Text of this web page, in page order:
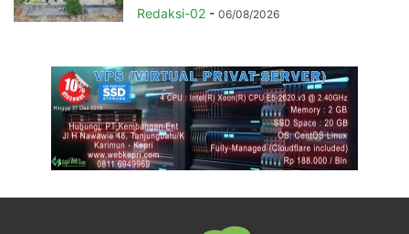
Redaksi-02 - 06/08/2026